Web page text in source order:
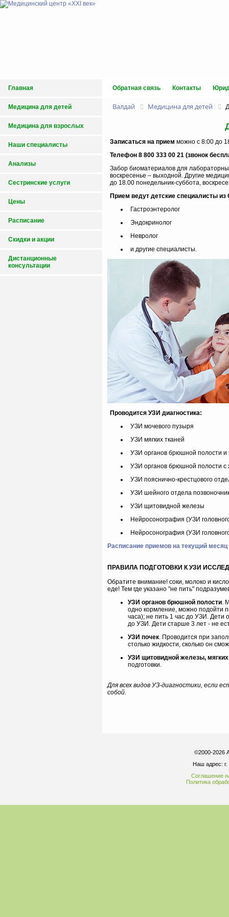
Главная
Медицина для детей
Медицина для взрослых
Наши специалисты
Анализы
Сестринские услуги
Цены
Расписание
Скидки и акции
Дистанционные
консультации
Обратная связь Контакты
Валдай Медицина для детей
Записаться на прием можно с 8:00 до
Телефон 8 800 333 00 21 (звонок
Забор биоматериалов для
воскресенье – выходной. Другие
до 18.00 понедельник-суббота,
Прием ведут детские специалисты из
Гастроэнтеролог
Эндокринолог
Невролог
и другие специалисты.
Проводится УЗИ диагностика:
УЗИ мочевого пузыря
УЗИ мягких тканей
УЗИ органов брюшной полости и
УЗИ органов брюшной полости с
УЗИ пояснично-крестцового
УЗИ шейного отдела
УЗИ щитовидной железы
Нейросонография (УЗИ
Нейросонография (УЗИ
Расписание приемов на текущий месяц
ПРАВИЛА ПОДГОТОВКИ К УЗИ
Обратите внимание! соки, молоко и
еде! Тем где указано "не пить"
УЗИ органов брюшной полости .
одно кормление, можно подойти
часа); не пить 1 час до УЗИ. Дети
до УЗИ. Дети старше 3 лет - не
УЗИ почек . Проводится при
столько жидкости, сколько он
УЗИ щитовидной железы,
подготовки.
Для всех видов УЗ-диагностики, если
собой.
©2000-2026
Наш адрес: г.
Соглашение
Политика